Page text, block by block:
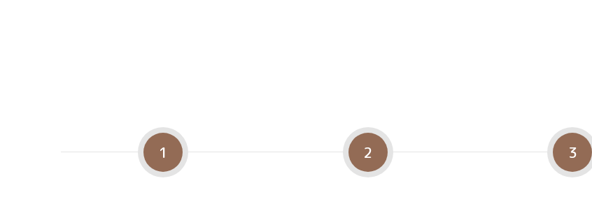
1 2 3